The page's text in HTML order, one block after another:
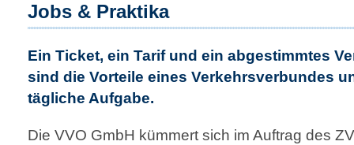
Jobs & Praktika
Ein Ticket, ein Tarif und ein abgestimmtes
sind die Vorteile eines Ver­kehrs­verbundes
tägliche Aufgabe.
Die VVO GmbH kümmert sich im Auftrag des